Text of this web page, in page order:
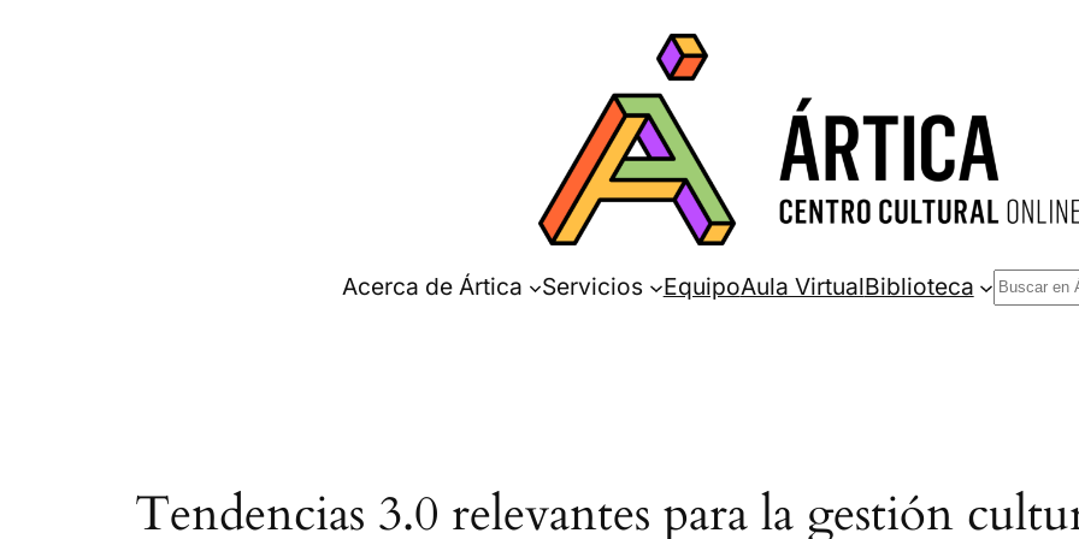
Acerca de Ártica Servicios EquipoAula VirtualBiblioteca Buscar
Tendencias 3.0 relevantes para la gestión